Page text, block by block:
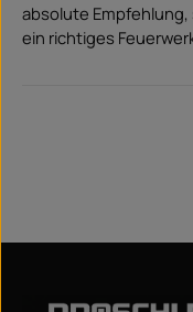
absolute Empfehlung,
ein richtiges